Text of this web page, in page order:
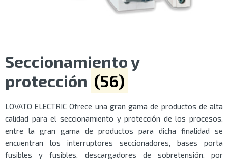
Seccionamiento y
protección (56)
LOVATO ELECTRIC Ofrece una gran gama de productos de alta
calidad para el seccionamiento y protección de los procesos,
entre la gran gama de productos para dicha finalidad se
encuentran los interruptores seccionadores, bases porta
fusibles y fusibles, descargadores de sobretensión, por